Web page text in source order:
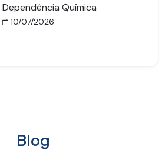
Dependência Química
10/07/2026
Blog